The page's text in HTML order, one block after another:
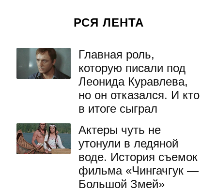
РСЯ ЛЕНТА
Главная роль,
которую писали под
Леонида Куравлева,
но он отказался. И кто
в итоге сыграл
Актеры чуть не
утонули в ледяной
воде. История съемок
фильма «Чингачгук —
Большой Змей»